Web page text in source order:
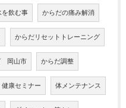
を飲む事 からだの痛み解消
からだリセットトレーニング
岡山市 からだ調整
健康セミナー 体メンテナンス